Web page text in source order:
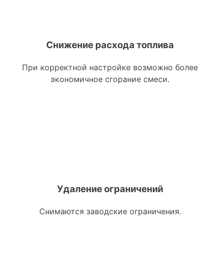
Снижение расхода топлива
При корректной настройке возможно более
экономичное сгорание смеси.
Удаление ограничений
Снимаются заводские ограничения.